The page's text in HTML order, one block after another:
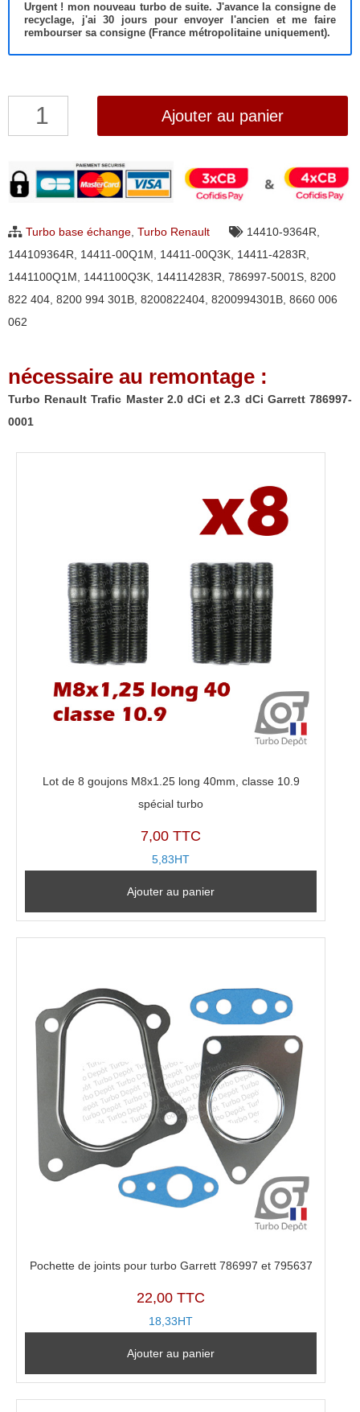
Urgent ! mon nouveau turbo de suite. J'avance la consigne de
recyclage, j'ai 30 jours pour envoyer l'ancien et me faire
rembourser sa consigne (France métropolitaine uniquement).
quantité
Renault
Trafic
2.0
786997-
0001
Ajouter au panier
Turbo base échange, Turbo Renault 14410-9364R,
144109364R, 14411-00Q1M, 14411-00Q3K, 14411-4283R,
1441100Q1M, 1441100Q3K, 144114283R, 786997-5001S, 8200
822 404, 8200 994 301B, 8200822404, 8200994301B, 8660 006
062
nécessaire au remontage :
Turbo Renault Trafic Master 2.0 dCi et 2.3 dCi Garrett 786997-
0001
Lot de 8 goujons M8x1.25 long 40mm, classe 10.9
spécial turbo
7,00 TTC
5,83HT
Ajouter au panier
Pochette de joints pour turbo Garrett 786997 et 795637
22,00 TTC
18,33HT
Ajouter au panier